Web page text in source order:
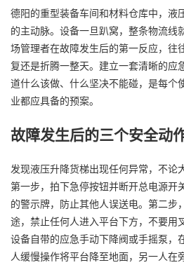
德阳的重型装备车间和材料仓库中，液
的主动脉。设备一旦趴窝，整条物流线
场管理者在故障发生后的第一反应，往
复还是折腾一整天。建立一套清晰的应
道什么该做、什么坚决不能碰，是每个
业都应具备的预案。
故障发生后的三个安全动
发现液压升降货梯出现任何异常，不论
第一步，拍下急停按钮并断开总电源开
的警示牌，防止其他人误送电。第二步
途，禁止任何人进入平台下方，不要用
设备自带的应急手动下降阀或手摇泵，
人缓慢操作将平台降至地面，另一人在